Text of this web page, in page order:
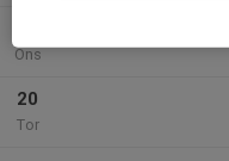
Ons
20
Tor